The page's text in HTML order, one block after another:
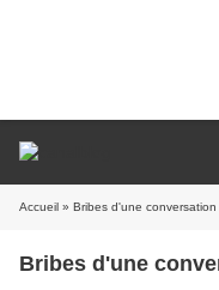
Accueil » Bribes d'une conversation
Bribes d'une